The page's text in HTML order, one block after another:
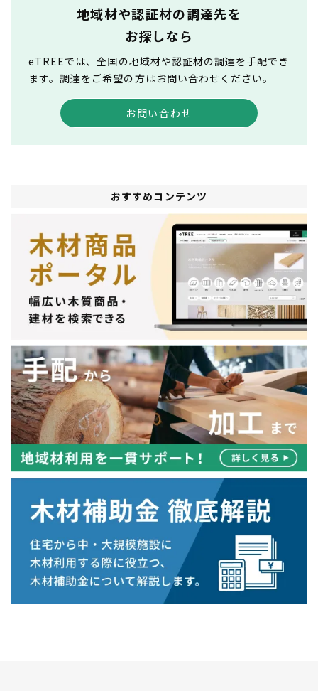
地域材や認証材の調達先を
お探しなら
eTREEでは、全国の地域材や認証材の調達を手配でき
ます。調達をご希望の方はお問い合わせください。
お問い合わせ
おすすめコンテンツ